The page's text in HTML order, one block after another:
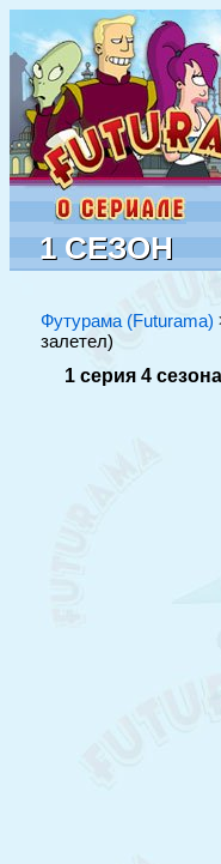
1 СЕЗОН
Футурама (Futurama)
залетел)
1 серия 4